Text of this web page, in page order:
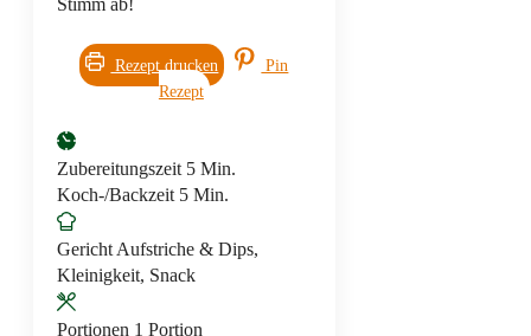
Stimm ab!
Rezept drucken
Pin
Rezept
Zubereitungszeit 5Minuten
Min.
Koch-/Backzeit 5Minuten
Min.
Gericht Aufstriche & Dips,
Kleinigkeit, Snack
Portionen 1 Portion